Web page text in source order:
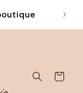
⚠️
Panier